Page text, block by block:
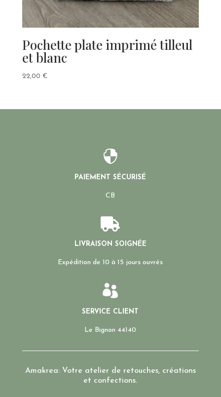
Pochette plate imprimé tilleul
et blanc
22,00 €

PAIEMENT SÉCURISÉ
CB

LIVRAISON SOIGNÉE
Expédition de 10 à 15 jours ouvrés

SERVICE CLIENT
Le Bignon 44140
Amakrea: Votre atelier de retouches, créations
et confections.